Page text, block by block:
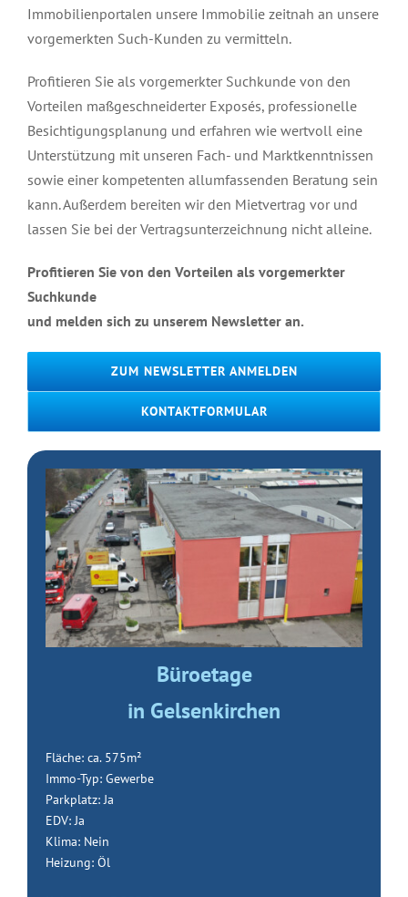
Immobilienportalen unsere Immobilie zeitnah an unsere
vorgemerkten Such-Kunden zu vermitteln.
Profitieren Sie als vorgemerkter Suchkunde von den
Vorteilen maßgeschneiderter Exposés, professionelle
Besichtigungsplanung und erfahren wie wertvoll eine
Unterstützung mit unseren Fach- und Marktkenntnissen
sowie einer kompetenten allumfassenden Beratung sein
kann. Außerdem bereiten wir den Mietvertrag vor und
lassen Sie bei der Vertragsunterzeichnung nicht alleine.
Profitieren Sie von den Vorteilen als vorgemerkter
Suchkunde
und melden sich zu unserem Newsletter an.
ZUM NEWSLETTER ANMELDEN
KONTAKTFORMULAR
Büroetage
in Gelsenkirchen
Fläche: ca. 575m²
Immo-Typ: Gewerbe
Parkplatz: Ja
EDV: Ja
Klima: Nein
Heizung: Öl